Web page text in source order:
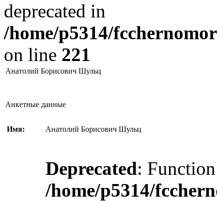
deprecated in
/home/p5314/
on line 221
Анатолий Борисович Шульц
Анкетные данные
Имя: Анатолий Борисович Шульц
Deprecated:
/home/p5314/